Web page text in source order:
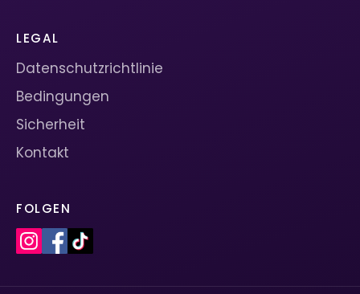
LEGAL
Datenschutzrichtlinie
Bedingungen
Sicherheit
Kontakt
FOLGEN